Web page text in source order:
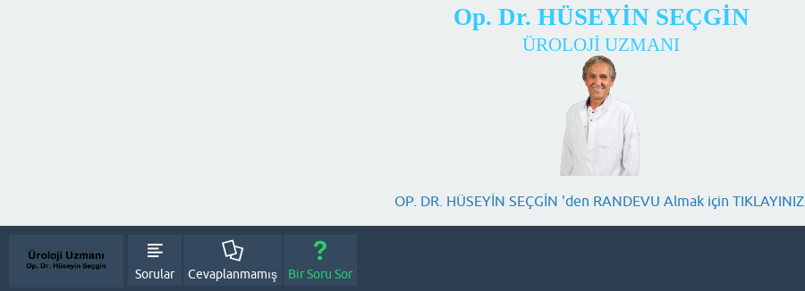
Op. Dr. HÜSEYİN SEÇGİN
ÜROLOJİ UZMANI
OP. DR. HÜSEYİN SEÇGİN 'den RANDEVU Almak için TIKLAYINIZ.
Sorular Cevaplanmamış Bir Soru Sor